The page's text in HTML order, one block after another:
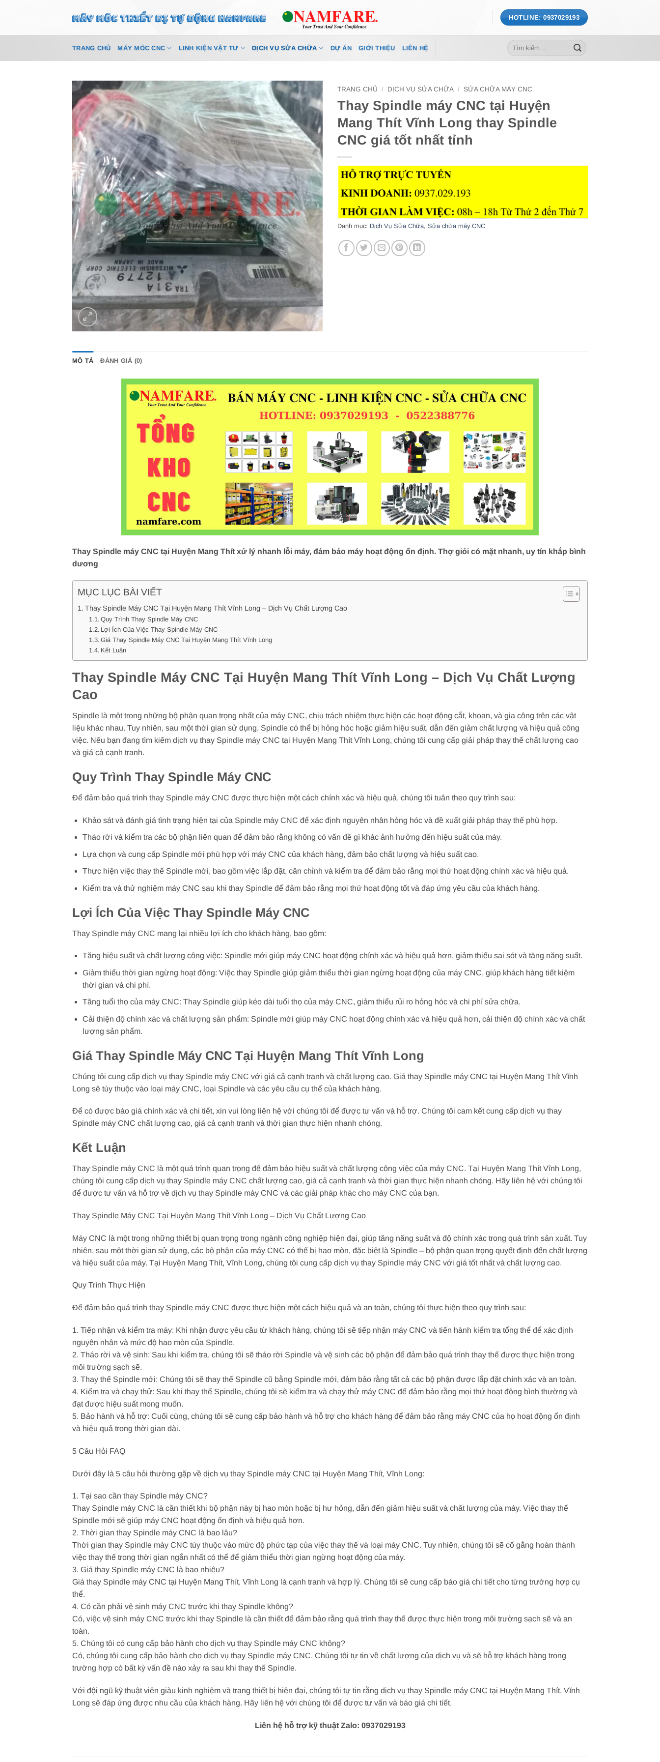
HOTLINE: 0937029193
TRANG CHỦ MÁY MÓC CNC LINH KIỆN VẬT TƯ DỊCH VỤ SỬA CHỮA DỰ ÁN GIỚI THIỆU LIÊN HỆ
Tìm
kiếm:
TRANG CHỦ / DỊCH VỤ SỬA CHỮA / SỬA CHỮA MÁY CNC
Thay Spindle máy CNC tại Huyện
Mang Thít Vĩnh Long thay Spindle
CNC giá tốt nhất tỉnh
Danh mục: Dịch Vụ Sửa Chữa, Sửa chữa máy CNC
MÔ TẢ ĐÁNH GIÁ (0)
Thay Spindle máy CNC tại Huyện Mang Thít xử lý nhanh lỗi máy, đảm bảo máy hoạt động ổn định. Thợ giỏi có mặt nhanh, uy tín khắp bình
dương
MỤC LỤC BÀI VIẾT
Thay Spindle Máy CNC Tại Huyện Mang Thít Vĩnh Long – Dịch Vụ Chất Lượng Cao
Quy Trình Thay Spindle Máy CNC
Lợi Ích Của Việc Thay Spindle Máy CNC
Giá Thay Spindle Máy CNC Tại Huyện Mang Thít Vĩnh Long
Kết Luận
Thay Spindle Máy CNC Tại Huyện Mang Thít Vĩnh Long – Dịch Vụ Chất Lượng
Cao
Spindle là một trong những bộ phận quan trọng nhất của máy CNC, chịu trách nhiệm thực hiện các hoạt động cắt, khoan, và gia công trên các vật
liệu khác nhau. Tuy nhiên, sau một thời gian sử dụng, Spindle có thể bị hỏng hóc hoặc giảm hiệu suất, dẫn đến giảm chất lượng và hiệu quả công
việc. Nếu bạn đang tìm kiếm dịch vụ thay Spindle máy CNC tại Huyện Mang Thít Vĩnh Long, chúng tôi cung cấp giải pháp thay thế chất lượng cao
và giá cả cạnh tranh.
Quy Trình Thay Spindle Máy CNC
Để đảm bảo quá trình thay Spindle máy CNC được thực hiện một cách chính xác và hiệu quả, chúng tôi tuân theo quy trình sau:
Khảo sát và đánh giá tình trạng hiện tại của Spindle máy CNC để xác định nguyên nhân hỏng hóc và đề xuất giải pháp thay thế phù hợp.
Tháo rời và kiểm tra các bộ phận liên quan để đảm bảo rằng không có vấn đề gì khác ảnh hưởng đến hiệu suất của máy.
Lựa chọn và cung cấp Spindle mới phù hợp với máy CNC của khách hàng, đảm bảo chất lượng và hiệu suất cao.
Thực hiện việc thay thế Spindle mới, bao gồm việc lắp đặt, căn chỉnh và kiểm tra để đảm bảo rằng mọi thứ hoạt động chính xác và hiệu quả.
Kiểm tra và thử nghiệm máy CNC sau khi thay Spindle để đảm bảo rằng mọi thứ hoạt động tốt và đáp ứng yêu cầu của khách hàng.
Lợi Ích Của Việc Thay Spindle Máy CNC
Thay Spindle máy CNC mang lại nhiều lợi ích cho khách hàng, bao gồm:
Tăng hiệu suất và chất lượng công việc: Spindle mới giúp máy CNC hoạt động chính xác và hiệu quả hơn, giảm thiểu sai sót và tăng năng suất.
Giảm thiểu thời gian ngừng hoạt động: Việc thay Spindle giúp giảm thiểu thời gian ngừng hoạt động của máy CNC, giúp khách hàng tiết kiệm
thời gian và chi phí.
Tăng tuổi thọ của máy CNC: Thay Spindle giúp kéo dài tuổi thọ của máy CNC, giảm thiểu rủi ro hỏng hóc và chi phí sửa chữa.
Cải thiện độ chính xác và chất lượng sản phẩm: Spindle mới giúp máy CNC hoạt động chính xác và hiệu quả hơn, cải thiện độ chính xác và chất
lượng sản phẩm.
Giá Thay Spindle Máy CNC Tại Huyện Mang Thít Vĩnh Long
Chúng tôi cung cấp dịch vụ thay Spindle máy CNC với giá cả cạnh tranh và chất lượng cao. Giá thay Spindle máy CNC tại Huyện Mang Thít Vĩnh
Long sẽ tùy thuộc vào loại máy CNC, loại Spindle và các yêu cầu cụ thể của khách hàng.
Để có được báo giá chính xác và chi tiết, xin vui lòng liên hệ với chúng tôi để được tư vấn và hỗ trợ. Chúng tôi cam kết cung cấp dịch vụ thay
Spindle máy CNC chất lượng cao, giá cả cạnh tranh và thời gian thực hiện nhanh chóng.
Kết Luận
Thay Spindle máy CNC là một quá trình quan trọng để đảm bảo hiệu suất và chất lượng công việc của máy CNC. Tại Huyện Mang Thít Vĩnh Long,
chúng tôi cung cấp dịch vụ thay Spindle máy CNC chất lượng cao, giá cả cạnh tranh và thời gian thực hiện nhanh chóng. Hãy liên hệ với chúng tôi
để được tư vấn và hỗ trợ về dịch vụ thay Spindle máy CNC và các giải pháp khác cho máy CNC của bạn.
Thay Spindle Máy CNC Tại Huyện Mang Thít Vĩnh Long – Dịch Vụ Chất Lượng Cao
Máy CNC là một trong những thiết bị quan trọng trong ngành công nghiệp hiện đại, giúp tăng năng suất và độ chính xác trong quá trình sản xuất. Tuy
nhiên, sau một thời gian sử dụng, các bộ phận của máy CNC có thể bị hao mòn, đặc biệt là Spindle – bộ phận quan trọng quyết định đến chất lượng
và hiệu suất của máy. Tại Huyện Mang Thít, Vĩnh Long, chúng tôi cung cấp dịch vụ thay Spindle máy CNC với giá tốt nhất và chất lượng cao.
Quy Trình Thực Hiện
Để đảm bảo quá trình thay Spindle máy CNC được thực hiện một cách hiệu quả và an toàn, chúng tôi thực hiện theo quy trình sau:
1. Tiếp nhận và kiểm tra máy: Khi nhận được yêu cầu từ khách hàng, chúng tôi sẽ tiếp nhận máy CNC và tiến hành kiểm tra tổng thể để xác định
nguyên nhân và mức độ hao mòn của Spindle.
2. Tháo rời và vệ sinh: Sau khi kiểm tra, chúng tôi sẽ tháo rời Spindle và vệ sinh các bộ phận để đảm bảo quá trình thay thế được thực hiện trong
môi trường sạch sẽ.
3. Thay thế Spindle mới: Chúng tôi sẽ thay thế Spindle cũ bằng Spindle mới, đảm bảo rằng tất cả các bộ phận được lắp đặt chính xác và an toàn.
4. Kiểm tra và chạy thử: Sau khi thay thế Spindle, chúng tôi sẽ kiểm tra và chạy thử máy CNC để đảm bảo rằng mọi thứ hoạt động bình thường và
đạt được hiệu suất mong muốn.
5. Bảo hành và hỗ trợ: Cuối cùng, chúng tôi sẽ cung cấp bảo hành và hỗ trợ cho khách hàng để đảm bảo rằng máy CNC của họ hoạt động ổn định
và hiệu quả trong thời gian dài.
5 Câu Hỏi FAQ
Dưới đây là 5 câu hỏi thường gặp về dịch vụ thay Spindle máy CNC tại Huyện Mang Thít, Vĩnh Long:
1. Tại sao cần thay Spindle máy CNC?
Thay Spindle máy CNC là cần thiết khi bộ phận này bị hao mòn hoặc bị hư hỏng, dẫn đến giảm hiệu suất và chất lượng của máy. Việc thay thế
Spindle mới sẽ giúp máy CNC hoạt động ổn định và hiệu quả hơn.
2. Thời gian thay Spindle máy CNC là bao lâu?
Thời gian thay Spindle máy CNC tùy thuộc vào mức độ phức tạp của việc thay thế và loại máy CNC. Tuy nhiên, chúng tôi sẽ cố gắng hoàn thành
việc thay thế trong thời gian ngắn nhất có thể để giảm thiểu thời gian ngừng hoạt động của máy.
3. Giá thay Spindle máy CNC là bao nhiêu?
Giá thay Spindle máy CNC tại Huyện Mang Thít, Vĩnh Long là cạnh tranh và hợp lý. Chúng tôi sẽ cung cấp báo giá chi tiết cho từng trường hợp cụ
thể.
4. Có cần phải vệ sinh máy CNC trước khi thay Spindle không?
Có, việc vệ sinh máy CNC trước khi thay Spindle là cần thiết để đảm bảo rằng quá trình thay thế được thực hiện trong môi trường sạch sẽ và an
toàn.
5. Chúng tôi có cung cấp bảo hành cho dịch vụ thay Spindle máy CNC không?
Có, chúng tôi cung cấp bảo hành cho dịch vụ thay Spindle máy CNC. Chúng tôi tự tin về chất lượng của dịch vụ và sẽ hỗ trợ khách hàng trong
trường hợp có bất kỳ vấn đề nào xảy ra sau khi thay thế Spindle.
Với đội ngũ kỹ thuật viên giàu kinh nghiệm và trang thiết bị hiện đại, chúng tôi tự tin rằng dịch vụ thay Spindle máy CNC tại Huyện Mang Thít, Vĩnh
Long sẽ đáp ứng được nhu cầu của khách hàng. Hãy liên hệ với chúng tôi để được tư vấn và báo giá chi tiết.
Liên hệ hỗ trợ kỹ thuật Zalo: 0937029193